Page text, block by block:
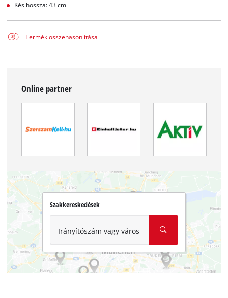
Kés hossza: 43 cm
Termék összehasonlítása
Online partner
Szakkereskedések
Irányítószám vagy város